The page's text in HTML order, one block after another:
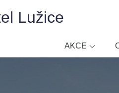
Lužice
AKCE